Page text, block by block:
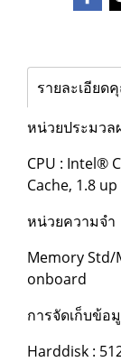
รายละเอีย
หน่วยประมวล
CPU : Intel®
Cache, 1.8
หน่วยความจำ
Memory Std/
onboard
การจัดเก็บข้อ
Harddisk :